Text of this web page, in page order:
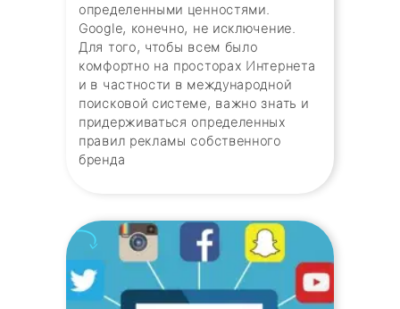
определенными ценностями.
Google, конечно, не исключение.
Для того, чтобы всем было
комфортно на просторах Интернета
и в частности в международной
поисковой системе, важно знать и
придерживаться определенных
правил рекламы собственного
бренда